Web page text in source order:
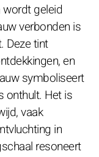
wordt geleid
verbonden is
Deze tint
en
symboliseert
onthult. Het is
vaak
in
resoneert